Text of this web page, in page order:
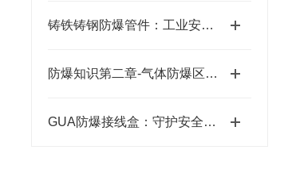
铸铁铸钢防爆管件：工业安全的坚固防线
防爆知识第二章-气体防爆区域划分
GUA防爆接线盒：守护安全的电气卫士